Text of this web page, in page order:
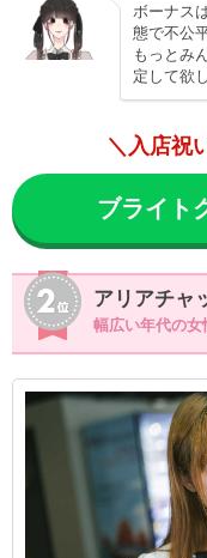
ボーナス
態で不公
もっとみ
定して欲
＼入店祝
ブライト
アリアチャ
幅広い年代の